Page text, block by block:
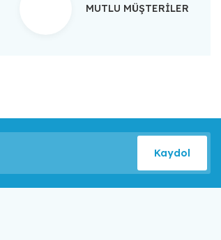
MUTLU MÜŞTERİLER
Kaydol